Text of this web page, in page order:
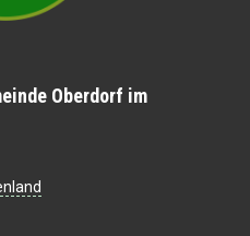
Oberdorf im